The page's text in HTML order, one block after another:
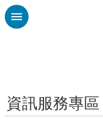
跳到主要內容區塊
校
資訊服務專區